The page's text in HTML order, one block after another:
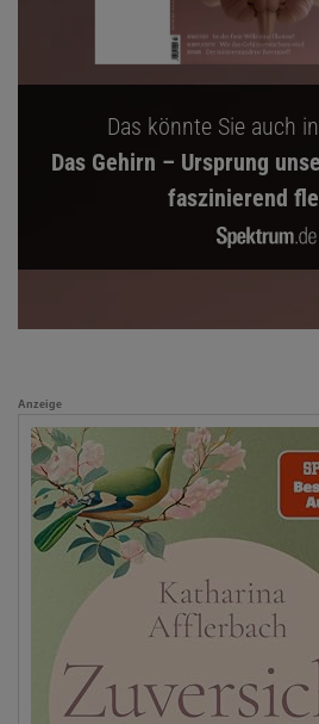
Das könnte Sie auch
Das Gehirn – Ursprung
faszinierend
Anzeige